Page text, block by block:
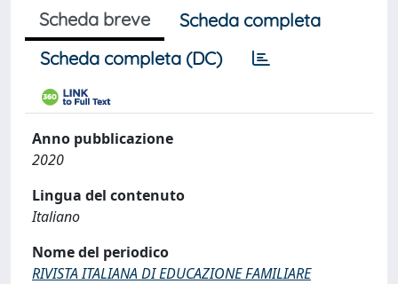
Scheda breve
Scheda completa
Scheda completa (DC)
Anno pubblicazione
2020
Lingua del contenuto
Italiano
Nome del periodico
RIVISTA ITALIANA DI EDUCAZIONE FAMILIARE